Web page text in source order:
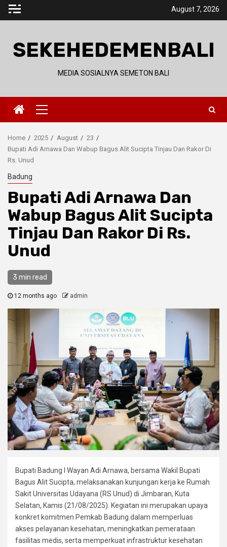
Skip
August 7, 2026
SEKEHEDEMENBALI
MEDIA SOSIALNYA SEMETON BALI
Primary
Menu
Home 2025 August
23
Bupati Adi Arnawa Dan Wabup Bagus Alit Sucipta Tinjau Dan Rakor Di
Rs. Unud
Badung
Bupati Adi Arnawa Dan
Wabup Bagus Alit Sucipta
Tinjau Dan Rakor Di Rs.
Unud
3 min read
12 months ago admin
Bupati Badung I Wayan Adi Arnawa, bersama Wakil Bupati
Bagus Alit Sucipta, melaksanakan kunjungan kerja ke Rumah
Sakit Universitas Udayana (RS Unud) di Jimbaran, Kuta
Selatan, Kamis (21/08/2025). Kegiatan ini merupakan upaya
konkret komitmen Pemkab Badung dalam memperluas
akses pelayanan kesehatan, meningkatkan pemerataan
fasilitas medis, serta memperkuat infrastruktur kesehatan